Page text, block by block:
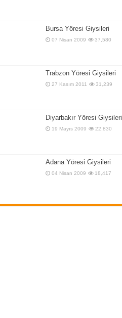
Bursa Yöresi Giysileri
07 Nisan 2009 37,580
Trabzon Yöresi Giysileri
27 Kasım 2011 31,239
Diyarbakır Yöresi Giysileri
19 Mayıs 2009 22,830
Adana Yöresi Giysileri
04 Nisan 2009 18,417